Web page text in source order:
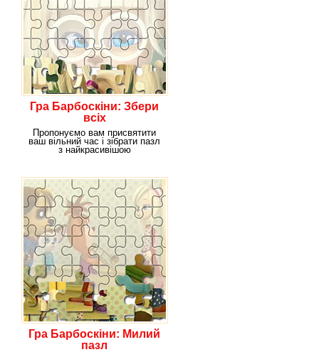
Гра Барбоскіни: Збери
всіх
Пропонуємо вам присвятити
ваш вільний час і зібрати пазл
з найкрасивішою
Гра Барбоскіни: Милий
пазл